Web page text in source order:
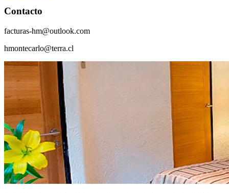
Contacto
facturas-hm@outlook.com
hmontecarlo@terra.cl